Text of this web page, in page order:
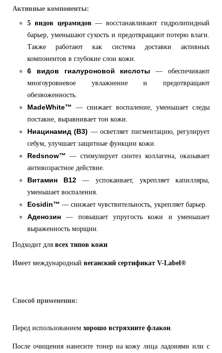
Активные компоненты:
5 видов церамидов — восстанавливают гидролипидный
барьер, уменьшают сухость и предотвращают потерю влаги.
Также работают как система доставки активных
компонентов в глубокие слои кожи.
6 видов гиалуроновой кислоты — обеспечивают
многоуровневое увлажнение и предотвращают
обезвоженность.
MadeWhite™ — снижает воспаление, уменьшает следы
постакне, выравнивает тон кожи.
Ниацинамид (B3) — осветляет пигментацию, регулирует
себум, улучшает защитные функции кожи.
Redsnow™ — стимулирует синтез коллагена, оказывает
антивозрастное действие.
Витамин B12 — успокаивает, укрепляет капилляры,
уменьшает воспаления.
Eosidin™ — снижает чувствительность, укрепляет барьер.
Аденозин — повышает упругость кожи и уменьшает
выраженность морщин.
Подходит для всех типов кожи
Имеет международный веганский сертификат V-Label®
Способ применения:
Перед использованием хорошо встряхните флакон.
После очищения нанесите тонер на кожу лица ладонями или с